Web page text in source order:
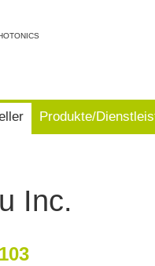
Produkte/
Inc.